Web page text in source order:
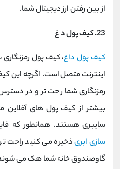
از بین رفتن ارز دیجیتال شما.
23. کیف پول داغ
کیف پول داغ، کیف پول رمزنگاری
اینترنت متصل است. اگرچه این
رمزنگاری شما راحت تر و در
بیشتر از کیف پول های
سایبری هستند. همانطور که
سازی ابریذخیره می کنید راحت
گاوصندوق خانه شما هک می